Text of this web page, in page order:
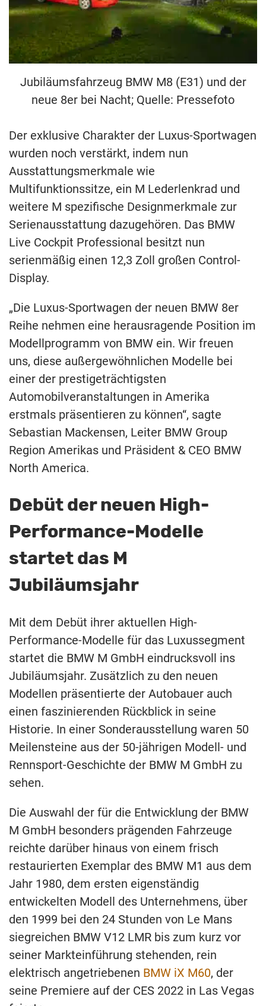
Jubiläumsfahrzeug BMW M8 (E31) und der
neue 8er bei Nacht; Quelle: Pressefoto
Der exklusive Charakter der Luxus-Sportwagen
wurden noch verstärkt, indem nun
Ausstattungsmerkmale wie
Multifunktionssitze, ein M Lederlenkrad und
weitere M spezifische Designmerkmale zur
Serienausstattung dazugehören. Das BMW
Live Cockpit Professional besitzt nun
serienmäßig einen 12,3 Zoll großen Control-
Display.
„Die Luxus-Sportwagen der neuen BMW 8er
Reihe nehmen eine herausragende Position im
Modellprogramm von BMW ein. Wir freuen
uns, diese außergewöhnlichen Modelle bei
einer der prestigeträchtigsten
Automobilveranstaltungen in Amerika
erstmals präsentieren zu können“, sagte
Sebastian Mackensen, Leiter BMW Group
Region Amerikas und Präsident & CEO BMW
North America.
Debüt der neuen High-
Performance-Modelle
startet das M
Jubiläumsjahr
Mit dem Debüt ihrer aktuellen High-
Performance-Modelle für das Luxussegment
startet die BMW M GmbH eindrucksvoll ins
Jubiläumsjahr. Zusätzlich zu den neuen
Modellen präsentierte der Autobauer auch
einen faszinierenden Rückblick in seine
Historie. In einer Sonderausstellung waren 50
Meilensteine aus der 50-jährigen Modell- und
Rennsport-Geschichte der BMW M GmbH zu
sehen.
Die Auswahl der für die Entwicklung der BMW
M GmbH besonders prägenden Fahrzeuge
reichte darüber hinaus von einem frisch
restaurierten Exemplar des BMW M1 aus dem
Jahr 1980, dem ersten eigenständig
entwickelten Modell des Unternehmens, über
den 1999 bei den 24 Stunden von Le Mans
siegreichen BMW V12 LMR bis zum kurz vor
seiner Markteinführung stehenden, rein
elektrisch angetriebenen BMW iX M60, der
seine Premiere auf der CES 2022 in Las Vegas